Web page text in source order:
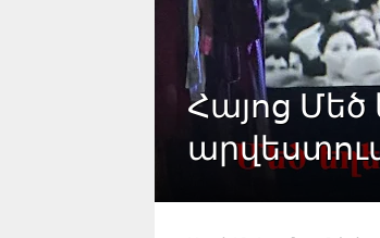
Հայոց